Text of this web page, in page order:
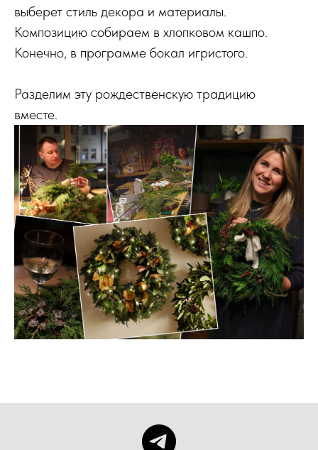
выберет стиль декора и материалы.
Композицию собираем в хлопковом кашпо.
Конечно, в программе бокал игристого.
Разделим эту рождественскую традицию
вместе.